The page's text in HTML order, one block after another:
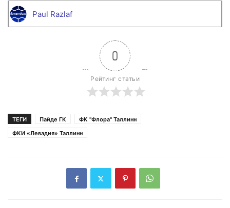
Paul Razlaf
0
Рейтинг статьи
ТЕГИ Пайде ГК
ФК "Флора" Таллинн
ФКИ «Левадия» Таллинн